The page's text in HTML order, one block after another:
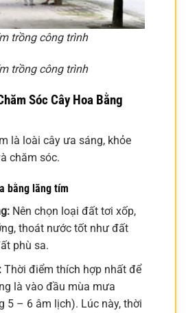
trồng công trình
trồng công trình
Sóc Cây Hoa Bằng
là loài cây ưa sáng, khỏe
chăm sóc.
bằng lăng tím
Nên chọn loại đất tơi xốp,
thoát nước tốt như đất
phù sa.
Thời điểm thích hợp nhất để
là vào đầu mùa mưa
5 – 6 âm lịch). Lúc này, thời